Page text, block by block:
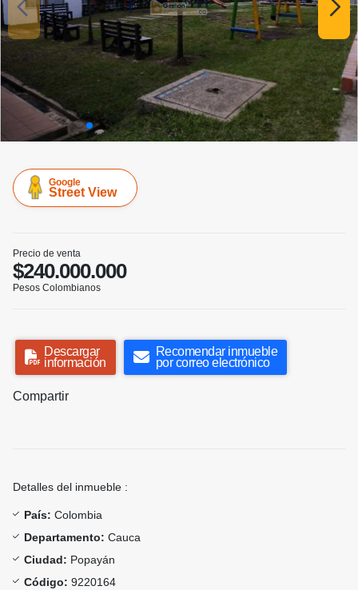
Google
Street View
Precio de venta
$240.000.000
Pesos Colombianos
Descargar
información
Recomendar inmueble
por correo electrónico
Compartir
Detalles del inmueble :
País: Colombia
Departamento: Cauca
Ciudad: Popayán
Código: 9220164